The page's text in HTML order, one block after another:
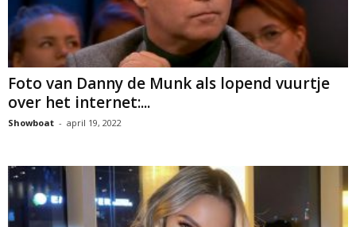
Foto van Danny de Munk als lopend vuurtje
over het internet:...
Showboat - april 19, 2022